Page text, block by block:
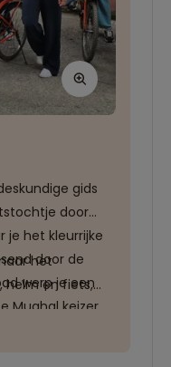
gids
door
je het kleurrijke
door de
werp je een
Mughal keizer
heerste.
het
helm en fiets,